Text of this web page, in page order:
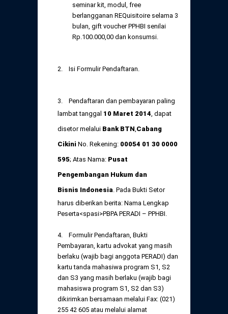
seminar kit, modul, free
berlangganan REQuisitoire selama 3
bulan, gift voucher PPHBI senilai
Rp.100.000,00 dan konsumsi.
2. Isi Formulir Pendaftaran.
3. Pendaftaran dan pembayaran paling
lambat tanggal 10 Maret 2014 , dapat
disetor melalui Bank BTN Cabang
CikiniNo. Rekening: 00054 01 30 0000
595; Atas Nama: Pusat
Pengembangan Hukum dan
Bisnis Indonesia . Pada Bukti Setor
harus diberikan berita: Nama Lengkap
Peserta<spasi>PBPA PERADI – PPHBI.
4. Formulir Pendaftaran, Bukti
Pembayaran, kartu advokat yang masih
berlaku (wajib bagi anggota PERADI) dan
kartu tanda mahasiwa program S1, S2
dan S3 yang masih berlaku (wajib bagi
mahasiswa program S1, S2 dan S3)
dikirimkan bersamaan melalui Fax: (021)
255 42 605 atau melalui alamat